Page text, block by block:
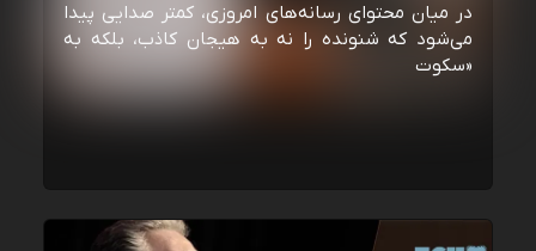
در میان محتوای رسانه‌های امروزی، کمتر صدایی پیدا
می‌شود که شنونده را نه به هیجان کاذب، بلکه به
«سکوت